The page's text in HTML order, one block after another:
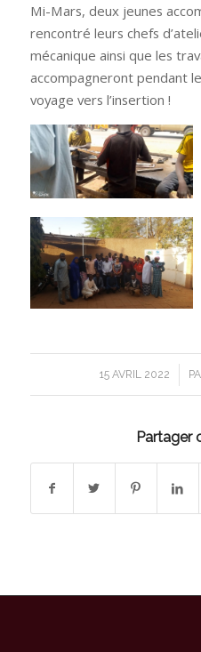
Mi-Mars, deux jeunes
rencontré leurs chefs
mécanique ainsi que les
accompagneront pendant
voyage vers l’insertion !
15 AVRIL 2022
/
Partager